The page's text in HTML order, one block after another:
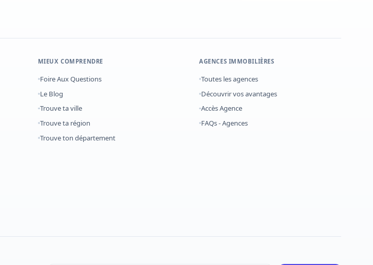
MIEUX COMPRENDRE
Foire Aux Questions
Le Blog
Trouve ta ville
Trouve ta région
Trouve ton département
AGENCES IMMOBILIÈRES
Toutes les agences
Découvrir vos avantages
Accès Agence
FAQs - Agences